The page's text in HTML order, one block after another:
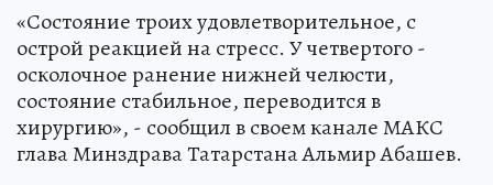
«Состояние троих удовлетворительное, с
острой реакцией на стресс. У четвертого -
осколочное ранение нижней челюсти,
состояние стабильное, переводится в
хирургию», - сообщил в своем канале МАКС
глава Минздрава Татарстана Альмир Абашев.